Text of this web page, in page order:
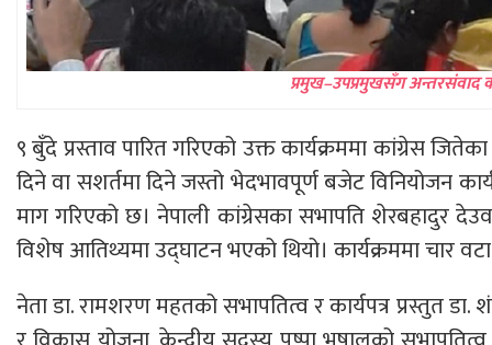
प्रमुख–उपप्रमुखसँग अन्तरसंवाद
९ बुँदे प्रस्ताव पारित गरिएको उक्त कार्यक्रममा कांग्रेस
दिने वा सशर्तमा दिने जस्तो भेदभावपूर्ण बजेट विनियोजन
माग गरिएको छ। नेपाली कांग्रेसका सभापति शेरबहादुर
विशेष आतिथ्यमा उद्घाटन भएको थियो। कार्यक्रममा चार
नेता डा. रामशरण महतको सभापतित्व र कार्यपत्र प्रस्तुत डा.